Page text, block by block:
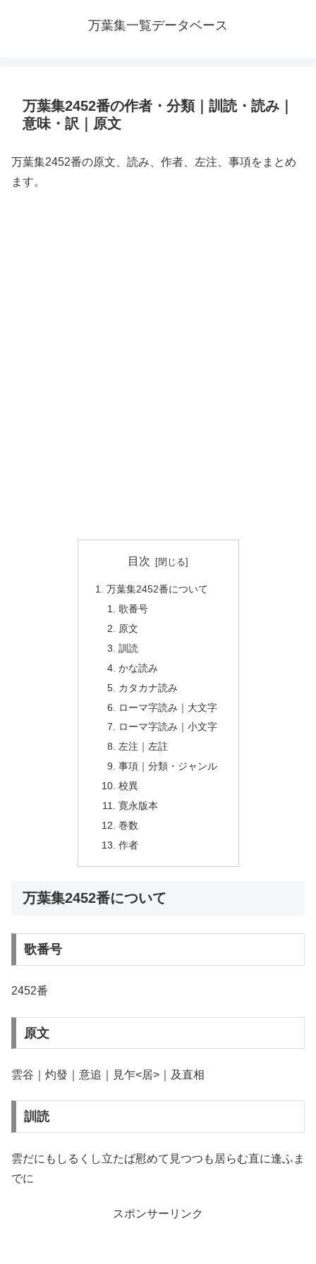
万葉集一覧データベース
万葉集2452番の作者・分類｜訓読・読み｜
意味・訳｜原文
万葉集2452番の原文、読み、作者、左注、事項をまとめ
ます。
目次
万葉集2452番について
歌番号
原文
訓読
かな読み
カタカナ読み
ローマ字読み｜大文字
ローマ字読み｜小文字
左注｜左註
事項｜分類・ジャンル
校異
寛永版本
巻数
作者
万葉集2452番について
歌番号
2452番
原文
雲谷｜灼發｜意追｜見乍<居>｜及直相
訓読
雲だにもしるくし立たば慰めて見つつも居らむ直に逢ふま
でに
スポンサーリンク